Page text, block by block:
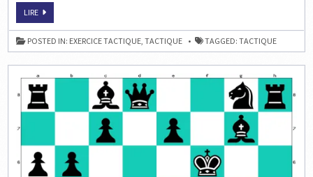
LIREGAGNER
ÉCHECS
AVEC
TALENT
POSTED IN: EXERCICE TACTIQUE ,TACTIQUE TAGGED:TACTIQUE